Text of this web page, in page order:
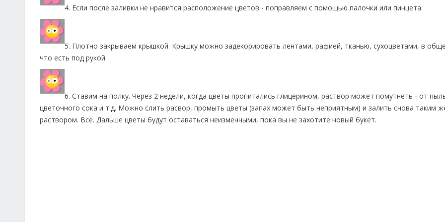
4. Если после заливки не нравится расположение цветов - поправляем с помощью палочки или пинцета.
5. Плотно закрываем крышкой. Крышку можно задекорировать лентами, рафией, тканью, сухоцветами, в
что есть под рукой.
6. Ставим на полку. Через 2 недели, когда цветы пропитались глицерином, раствор может помутнеть - от
цветочного сока и т.д. Можно слить расвор, промыть цветы (запах может быть неприятным) и залить снова таким
раствором. Все. Дальше цветы будут оставаться неизменными, пока вы не захотите новый букет.